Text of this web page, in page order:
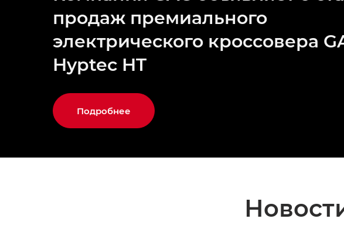
продаж премиального
электрического кроссовера
Hyptec HT
Подробнее